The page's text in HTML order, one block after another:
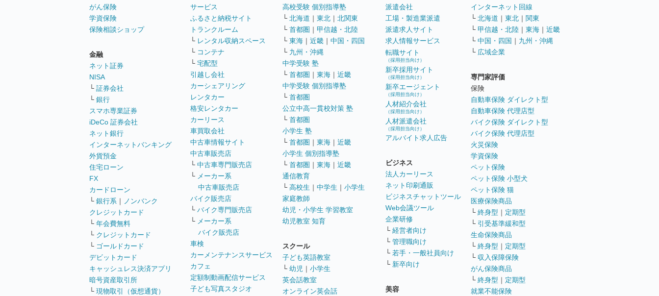
がん保険
学資保険
保険相談ショップ
金融
ネット証券
NISA
└ 証券会社
└ 銀行
スマホ専業証券
iDeCo 証券会社
ネット銀行
インターネットバンキング
外貨預金
住宅ローン
FX
カードローン
└ 銀行系 ｜
ノンバンク
クレジットカード
└ 年会費無料
└ クレジットカード
└ ゴールドカード
デビットカード
キャッシュレス決済アプリ
暗号資産取引所
└ 現物取引（仮想通貨）
サービス
ふるさと納税サイト
トランクルーム
└ レンタル収納スペース
└ コンテナ
└ 宅配型
引越し会社
カーシェアリング
レンタカー
格安レンタカー
カーリース
車買取会社
中古車情報サイト
中古車販売店
└ 中古車専門販売店
└ メーカー系
中古車販売店
バイク販売店
└ バイク専門販売店
└ メーカー系
バイク販売店
車検
カーメンテナンスサービス
カフェ
定額制動画配信サービス
子ども写真スタジオ
高校受験 個別指導塾
└ 北海道 ｜ 東北 ｜ 北関東
└ 首都圏 ｜ 甲信越・北陸
└ 東海 ｜ 近畿 ｜ 中国・四国
└ 九州・沖縄
中学受験 塾
└ 首都圏 ｜ 東海 ｜ 近畿
中学受験 個別指導塾
└ 首都圏
公立中高一貫校対策 塾
└ 首都圏
小学生 塾
└ 首都圏 ｜ 東海 ｜ 近畿
小学生 個別指導塾
└ 首都圏 ｜ 東海 ｜ 近畿
通信教育
└ 高校生 ｜ 中学生 ｜ 小学生
家庭教師
幼児・小学生 学習教室
幼児教室 知育
スクール
子ども英語教室
└ 幼児 ｜ 小学生
英会話教室
オンライン英会話
派遣会社
工場・製造業派遣
派遣求人サイト
求人情報サービス
転職サイト
（採用担当向け）
新卒採用サイト
（採用担当向け）
新卒エージェント
（採用担当向け）
人材紹介会社
（採用担当向け）
人材派遣会社
（採用担当向け）
アルバイト求人広告
ビジネス
法人カーリース
ネット印刷通販
ビジネスチャットツール
Web会議ツール
企業研修
└ 経営者向け
└ 管理職向け
└ 若手・一般社員向け
└ 新卒向け
美容
インターネット回線
└ 北海道 ｜ 東北 ｜ 関東
└ 甲信越・北陸 ｜ 東海 ｜ 近畿
└ 中国・四国 ｜ 九州・沖縄
└ 広域企業
専門家評価
保険
自動車保険 ダイレクト型
自動車保険 代理店型
バイク保険 ダイレクト型
バイク保険 代理店型
火災保険
学資保険
ペット保険
ペット保険 小型犬
ペット保険 猫
医療保険商品
└ 終身型 ｜ 定期型
└ 引受基準緩和型
生命保険商品
└ 終身型 ｜ 定期型
└ 収入保障保険
がん保険商品
└ 終身型 ｜ 定期型
就業不能保険